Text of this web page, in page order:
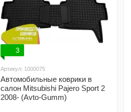
3
Артикул: 1000075
Автомобильные коврики в
салон Mitsubishi Pajero Sport 2
2008- (Avto-Gumm)